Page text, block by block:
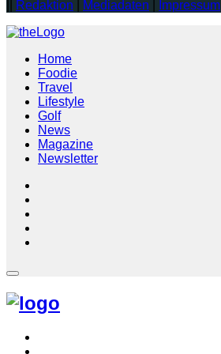
Redaktion Mediadaten Impressum
Home
Foodie
Travel
Lifestyle
Golf
News
Magazine
Newsletter